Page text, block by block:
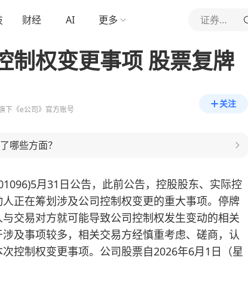
财经 AI 更多 证券时报e公司
制权变更事项 股票复牌
下《e公司》官方账号
关注
哪些方面？
月31日公告，此前公告，控股股东、实际控
正在筹划涉及公司控制权变更的重大事项。停牌
交易对方就可能导致公司控制权发生变动的相关
及事项较多，相关交易方经慎重考虑、磋商，认
控制权变更事项。公司股票自2026年6月1日（星